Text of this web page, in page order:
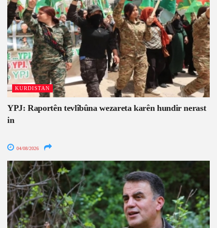
KURDISTAN
YPJ: Raportên tevlîbûna wezareta karên hundir nerast
in
04/08/2026